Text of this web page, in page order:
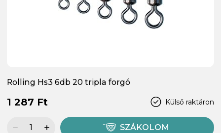
Rolling Hs3 6db 20 tripla forgó
Külső raktáron
1 287 Ft
SZÁKOLOM